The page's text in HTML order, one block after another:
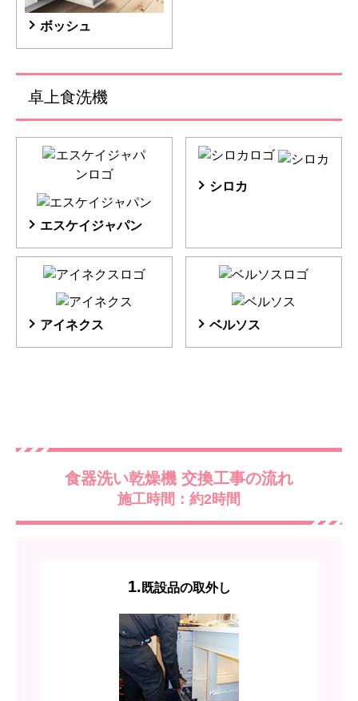
ボッシュ
卓上食洗機
エスケイジャパン
シロカ
アイネクス ベルソス
食器洗い乾燥機 交換工事の流れ
施工時間：約2時間
1. 既設品の取外し